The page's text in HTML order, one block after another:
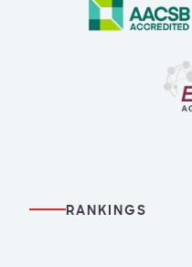
RANKINGS